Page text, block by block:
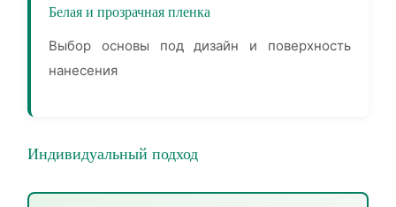
Белая и прозрачная пленка
Выбор основы под дизайн и поверхность
нанесения
Индивидуальный подход